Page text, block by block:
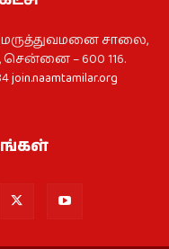
மருத்துவமனை சாலை,
– 600 116.
join.naamtamilar.org